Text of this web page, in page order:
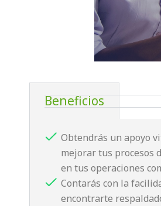
Beneficios
Obtendrás un apoyo
mejorar tus procesos
en tus operaciones
Contarás con la
encontrarte